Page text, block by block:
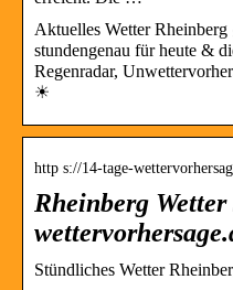
Aktuelles Wetter
stundengenau für heute &
Regenradar,
☀
http s://14-tage-
Rheinberg
Stündliches Wetter